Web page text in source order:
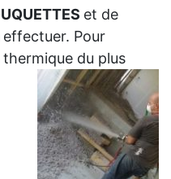
et de
Pour
thermique du plus